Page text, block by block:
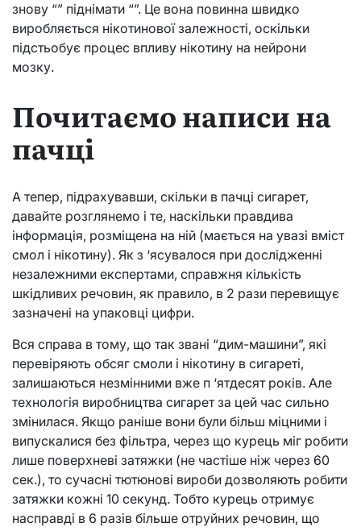
знову “” піднімати “”. Це вона повинна швидко
виробляється нікотинової залежності, оскільки
підстьобує процес впливу нікотину на нейрони
мозку.
Почитаємо написи на
пачці
А тепер, підрахувавши, скільки в пачці сигарет,
давайте розглянемо і те, наскільки правдива
інформація, розміщена на ній (мається на увазі вміст
смол і нікотину). Як з ‘ясувалося при дослідженні
незалежними експертами, справжня кількість
шкідливих речовин, як правило, в 2 рази перевищує
зазначені на упаковці цифри.
Вся справа в тому, що так звані “дим-машини”, які
перевіряють обсяг смоли і нікотину в сигареті,
залишаються незмінними вже п ‘ятдесят років. Але
технологія виробництва сигарет за цей час сильно
змінилася. Якщо раніше вони були більш міцними і
випускалися без фільтра, через що курець міг робити
лише поверхневі затяжки (не частіше ніж через 60
сек.), то сучасні тютюнові вироби дозволяють робити
затяжки кожні 10 секунд. Тобто курець отримує
насправді в 6 разів більше отруйних речовин, що